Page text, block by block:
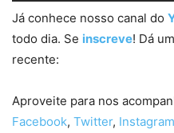
Já conhece nosso canal do
todo dia. Se inscreve! Dá
recente:
Aproveite para nos
Facebook, Twitter, Instagram